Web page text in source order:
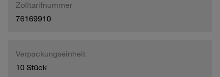
Zolltarifnummer
76169910
Verpackungseinheit
10 Stück